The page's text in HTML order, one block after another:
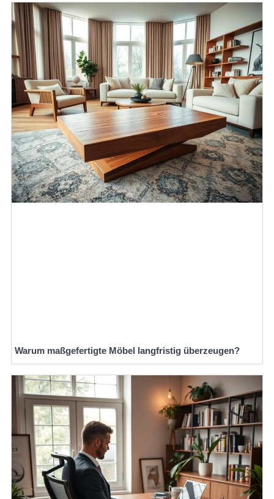
Warum maßgefertigte Möbel langfristig überzeugen?